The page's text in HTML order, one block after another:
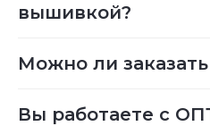
вышивкой?
Можно ли
Вы работаете с